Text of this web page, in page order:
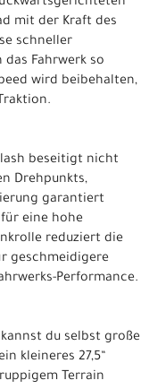
mit der Kraft des
schneller
Fahrwerk so
wird beibehalten,
beseitigt nicht
Drehpunkts,
garantiert
eine hohe
reduziert die
geschmeidigere
Performance.
du selbst große
kleineres 27,5“
Terrain